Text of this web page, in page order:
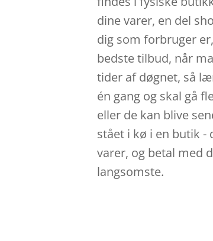
dine varer, en del
dig som forbruger
bedste tilbud, når
tider af døgnet, så
én gang og skal gå
eller de kan blive
stået i kø i en butik -
varer, og betal med
langsomste.